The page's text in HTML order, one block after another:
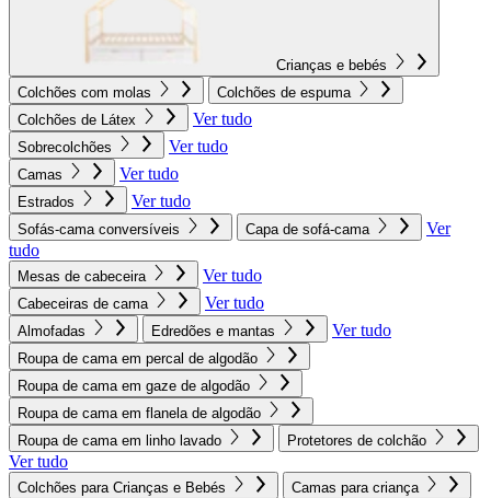
Crianças e bebés
Colchões com molas
Colchões de espuma
Colchões de Látex
Ver tudo
Sobrecolchões Ver tudo
Camas Ver tudo
Estrados Ver tudo
Sofás-cama conversíveis Capa de sofá-cama
Ver
tudo
Mesas de cabeceira Ver tudo
Cabeceiras de cama Ver tudo
Almofadas Edredões e mantas Ver tudo
Roupa de cama em percal de algodão
Roupa de cama em gaze de algodão
Roupa de cama em flanela de algodão
Roupa de cama em linho lavado
Protetores de colchão
Ver tudo
Colchões para Crianças e Bebés Camas para criança